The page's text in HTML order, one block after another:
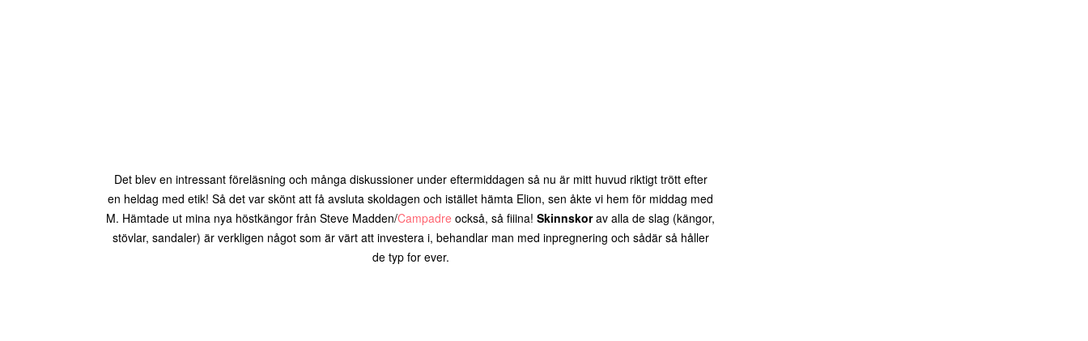
Det blev en intressant föreläsning och många diskussioner under eftermiddagen så nu är mitt huvud riktigt trött efter
en heldag med etik! Så det var skönt att få avsluta skoldagen och istället hämta Elion, sen åkte vi hem för middag med
M. Hämtade ut mina nya höstkängor från Steve Madden/Campadre också, så fiiina! Skinnskorav alla de slag (kängor,
stövlar, sandaler) är verkligen något som är värt att investera i, behandlar man med inpregnering och sådär så håller
de typ for ever.